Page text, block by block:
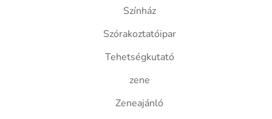
Színház
Szórakoztatóipar
Tehetségkutató
zene
Zeneajánló